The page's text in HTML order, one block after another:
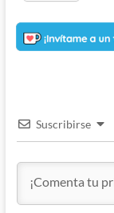
Suscribirse